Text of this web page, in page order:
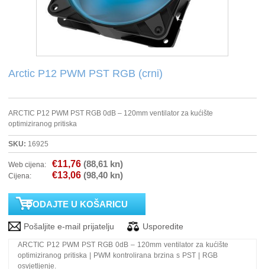
SMARTPHONE, MOBITELI
KOMPONENTE RAČUNALA
SOFTWARE
POS OPREMA
PERIFERIJA
PROJEKTORI
ELEKTRIČNI ROMOBILI/BICIKLI
Arctic P12 PWM PST RGB (crni)
ARCTIC P12 PWM PST RGB 0dB – 120mm ventilator za kućište
optimiziranog pritiska
SKU: 16925
Web cijena: €11,76 (88,61 kn)
Cijena: €13,06 (98,40 kn)
ARCTIC P12 PWM PST RGB 0dB – 120mm ventilator za kućište
optimiziranog pritiska | PWM kontrolirana brzina s PST | RGB
osvjetljenje.